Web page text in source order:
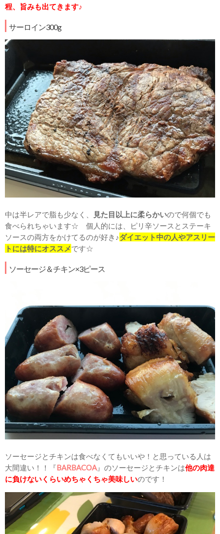
程、旨みも出てきます♪
サーロイン300g
中は半レアで脂も少なく、 見た目以上に柔らかいので何個でも
食べられちゃいます☆ 個人的には、ピリ辛ソースとステーキ
ソースの両方をかけてるのが好き♪ダイエット中の人やアスリー
トには特にオススメです☆
ソーセージ＆チキン×3ピース
ソーセージとチキンは食べなくてもいいや！と思っている人は
大間違い！！『BARBACOA 』のソーセージとチキンは他の肉達
に負けないくらいめちゃくちゃ美味しいのです！